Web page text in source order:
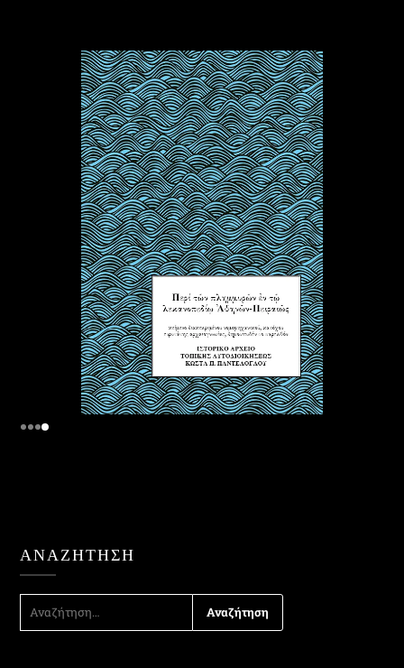
ΑΝΑΖΉΤΗΣΗ
ΑΝΑΖΉΤΗΣΗ
ΓΙΑ: